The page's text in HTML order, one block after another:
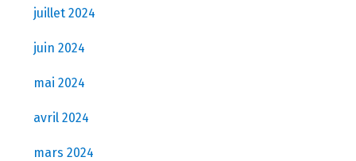
juillet 2024
juin 2024
mai 2024
avril 2024
mars 2024